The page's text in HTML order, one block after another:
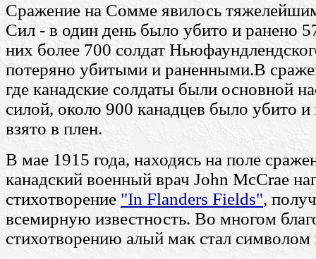
Сражение на Сомме явилось
Сил - в один день было убито и ранено
них более 700 солдат
потеряно убитыми и раненными.В
где канадские солдаты были основной
силой, около 900 канадцев было убито
взято в плен.
В мае 1915 года, находясь на поле
канадский военный врач John McCrae
стихотворение "In Flanders Fields",
всемирную известность. Во многом
стихотворению алый мак стал символом